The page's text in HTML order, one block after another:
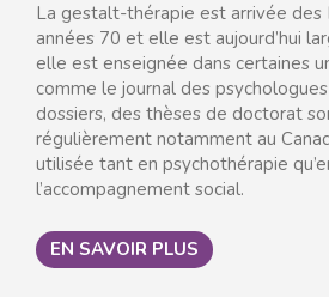
La gestalt-thérapie est arrivée des
années 70 et elle est aujourd’hui
elle est enseignée dans certaines
comme le journal des
dossiers, des thèses de doctorat
régulièrement notamment au
utilisée tant en psychothérapie
l’accompagnement social.
EN SAVOIR PLUS